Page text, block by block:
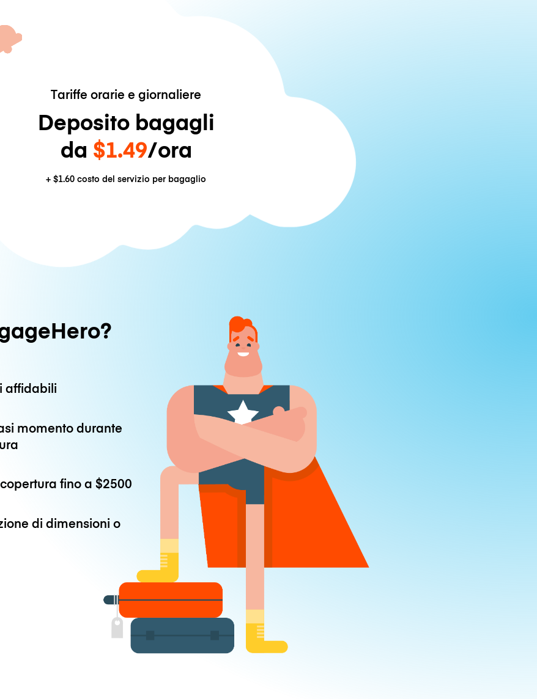
Tariffe orarie e giornaliere
Deposito bagagli
da $1.49/ora
+ $1.60 costo del servizio per bagaglio
affidabili
momento durante
fino a$2500
di dimensioni o